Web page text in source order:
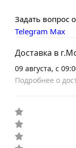
Задать вопрос
Telegram Max
Доставка в
09 августа, с
Подробнее о